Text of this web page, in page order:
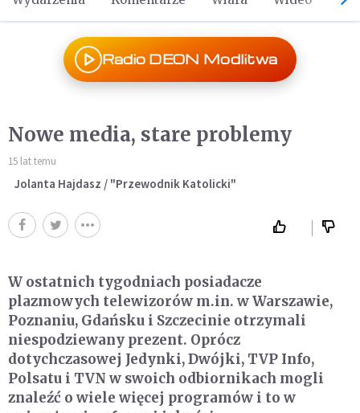
Radio DEON Modlitwa
Nowe media, stare problemy
15 lat temu
Jolanta Hajdasz / "Przewodnik Katolicki"
W ostatnich tygodniach posiadacze
plazmowych telewizorów m.in. w Warszawie,
Poznaniu, Gdańsku i Szczecinie otrzymali
niespodziewany prezent. Oprócz
dotychczasowej Jedynki, Dwójki, TVP Info,
Polsatu i TVN w swoich odbiornikach mogli
znaleźć o wiele więcej programów i to w